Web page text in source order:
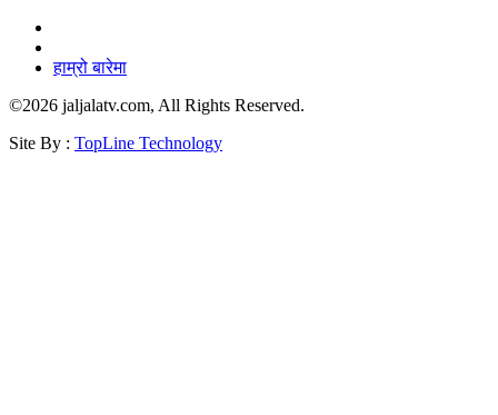
हाम्रो बारेमा
©2026 jaljalatv.com, All Rights Reserved.
Site By : TopLine Technology